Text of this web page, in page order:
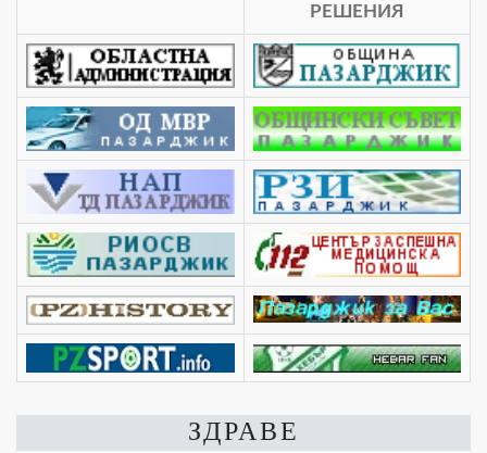
РЕШЕНИЯ
ЗДРАВЕ